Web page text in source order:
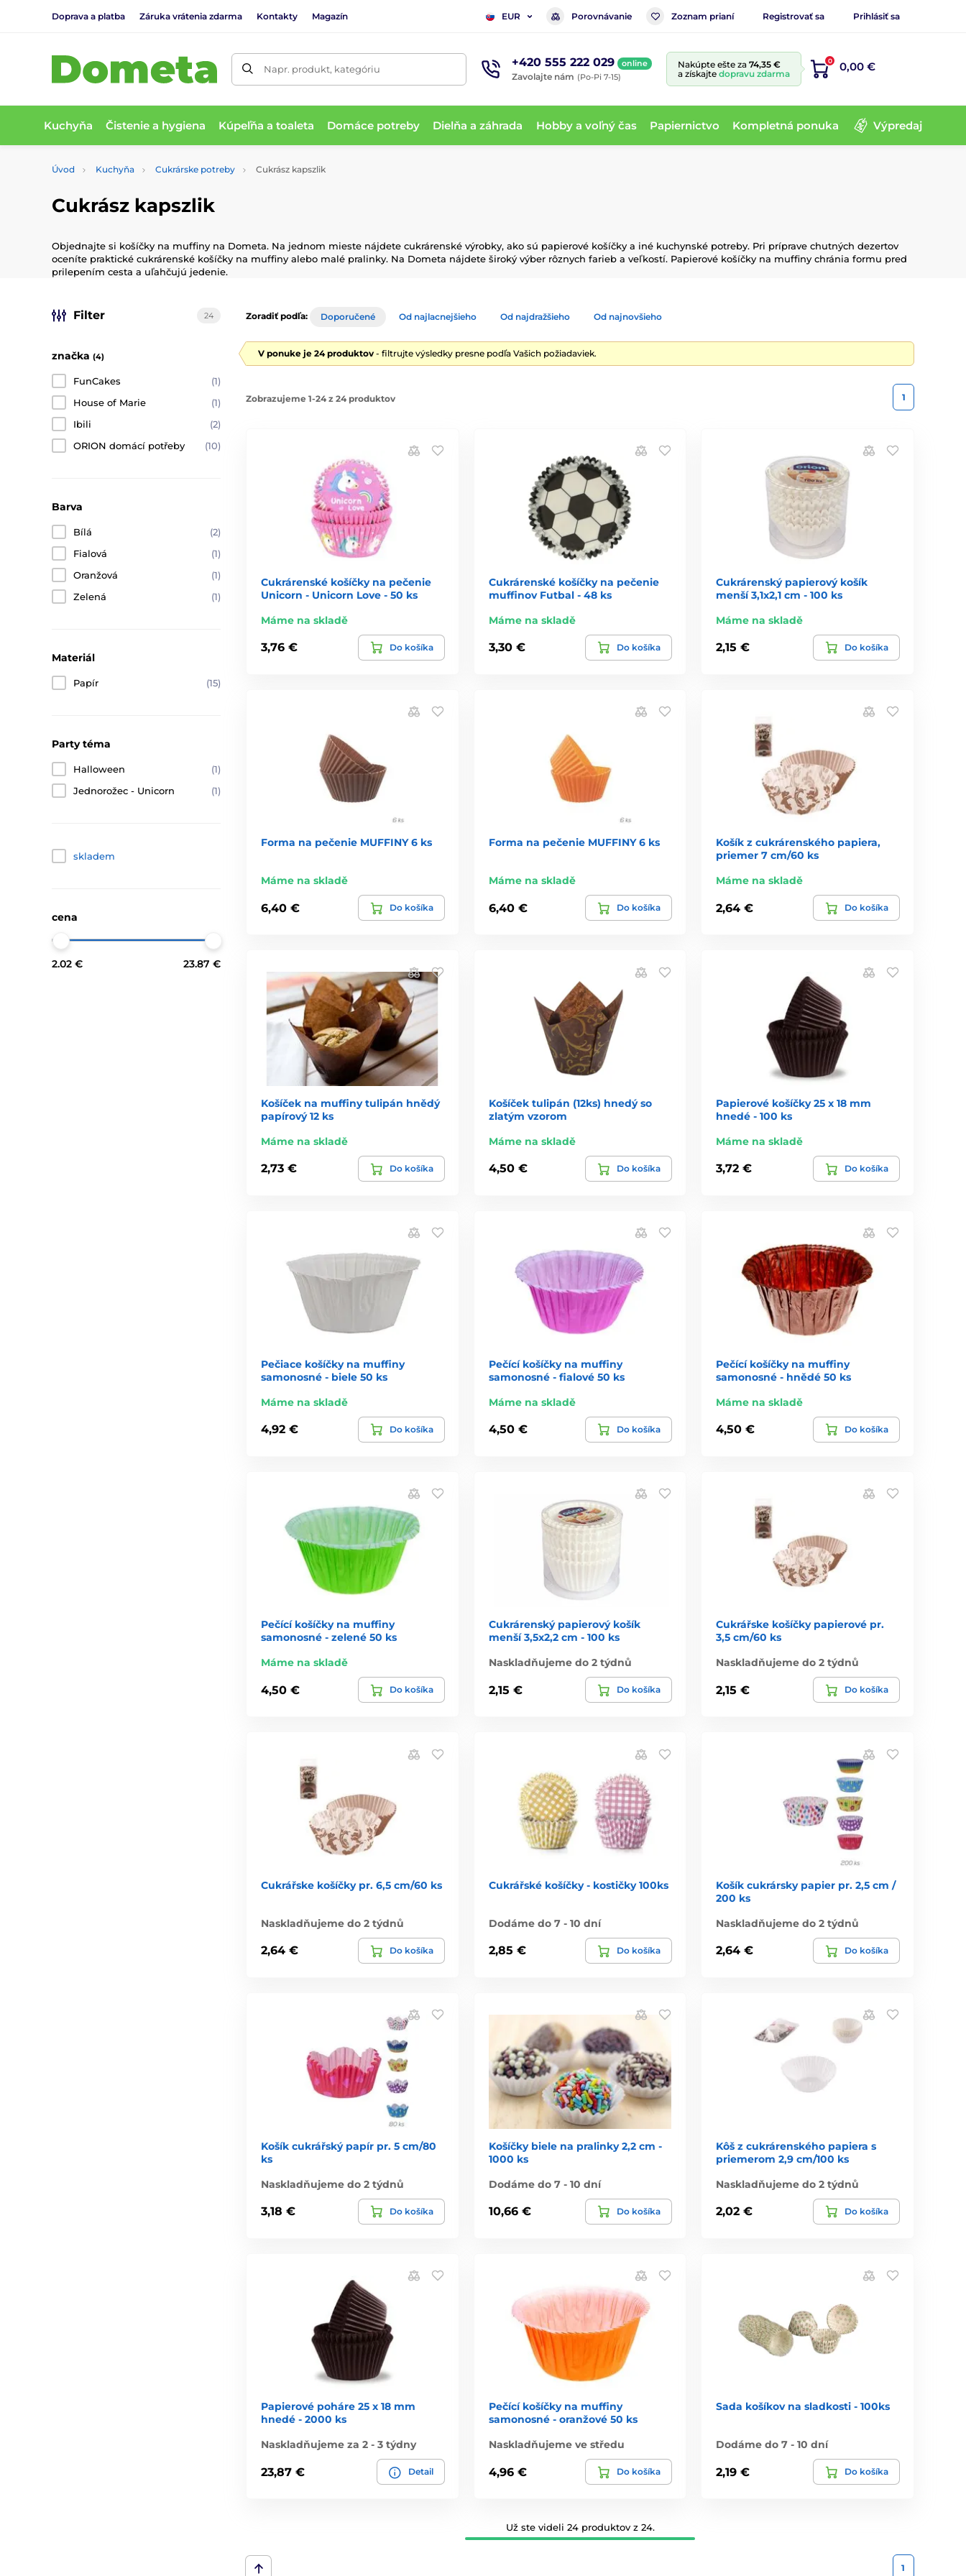
Doprava a platba Záruka vrátenia zdarma Kontakty Magazín EUR Porovnávanie Zoznam prianí Registrovať sa Prihlásiť sa
Napr. produkt, kategóriu +420 555 222 029 online
Zavolajte nám (Po-Pi 7-15)
Nakúpte ešte za 74,35 €
a získajte dopravu zdarma
0 0,00 €
Kuchyňa Čistenie a hygiena Kúpeľňa a toaleta Domáce potreby Dielňa a záhrada Hobby a voľný čas Papiernictvo Kompletná ponuka Výpredaj
Úvod Kuchyňa Cukrárske potreby Cukrász kapszlik
Cukrász kapszlik
Objednajte si košíčky na muffiny na Dometa. Na jednom mieste nájdete cukrárenské výrobky, ako sú papierové košíčky a iné kuchynské potreby. Pri príprave chutných dezertov
oceníte praktické cukrárenské košíčky na muffiny alebo malé pralinky. Na Dometa nájdete široký výber rôznych farieb a veľkostí. Papierové košíčky na muffiny chránia formu pred
prilepením cesta a uľahčujú jedenie.
Filter 24
značka (4)
FunCakes
(1)
House of Marie
(1)
Ibili
(2)
ORION domácí potřeby
(10)
Barva
Bílá
(2)
Fialová
(1)
Oranžová
(1)
Zelená
(1)
Materiál
Papír (15)
Party téma
Halloween
(1)
Jednorožec - Unicorn
(1)
skladem
cena
2.02 € 23.87 €
Zoradiť podľa: Doporučené Od najlacnejšieho Od najdražšieho Od najnovšieho
V ponuke je 24 produktov - filtrujte výsledky presne podľa Vašich požiadaviek.
Zobrazujeme 1-24 z 24 produktov 1
Cukrárenské košíčky na pečenie
Unicorn - Unicorn Love - 50 ks
Máme na skladě
3,76 € Do košíka
Cukrárenské košíčky na pečenie
muffinov Futbal - 48 ks
Máme na skladě
3,30 € Do košíka
Cukrárenský papierový košík
menší 3,1x2,1 cm - 100 ks
Máme na skladě
2,15 € Do košíka
Forma na pečenie MUFFINY 6 ks
Máme na skladě
6,40 € Do košíka
Forma na pečenie MUFFINY 6 ks
Máme na skladě
6,40 € Do košíka
Košík z cukrárenského papiera,
priemer 7 cm/60 ks
Máme na skladě
2,64 € Do košíka
Košíček na muffiny tulipán hnědý
papírový 12 ks
Máme na skladě
2,73 € Do košíka
Košíček tulipán (12ks) hnedý so
zlatým vzorom
Máme na skladě
4,50 € Do košíka
Papierové košíčky 25 x 18 mm
hnedé - 100 ks
Máme na skladě
3,72 € Do košíka
Pečiace košíčky na muffiny
samonosné - biele 50 ks
Máme na skladě
4,92 € Do košíka
Pečící košíčky na muffiny
samonosné - fialové 50 ks
Máme na skladě
4,50 € Do košíka
Pečící košíčky na muffiny
samonosné - hnědé 50 ks
Máme na skladě
4,50 € Do košíka
Pečící košíčky na muffiny
samonosné - zelené 50 ks
Máme na skladě
4,50 € Do košíka
Cukrárenský papierový košík
menší 3,5x2,2 cm - 100 ks
Naskladňujeme do 2 týdnů
2,15 € Do košíka
Cukrářske košíčky papierové pr.
3,5 cm/60 ks
Naskladňujeme do 2 týdnů
2,15 € Do košíka
Cukrářske košíčky pr. 6,5 cm/60 ks
Naskladňujeme do 2 týdnů
2,64 € Do košíka
Cukrářské košíčky - kostičky 100ks
Dodáme do 7 - 10 dní
2,85 € Do košíka
Košík cukrársky papier pr. 2,5 cm /
200 ks
Naskladňujeme do 2 týdnů
2,64 € Do košíka
Košík cukrářský papír pr. 5 cm/80
ks
Naskladňujeme do 2 týdnů
3,18 € Do košíka
Košíčky biele na pralinky 2,2 cm -
1000 ks
Dodáme do 7 - 10 dní
10,66 € Do košíka
Kôš z cukrárenského papiera s
priemerom 2,9 cm/100 ks
Naskladňujeme do 2 týdnů
2,02 € Do košíka
Papierové poháre 25 x 18 mm
hnedé - 2000 ks
Naskladňujeme za 2 - 3 týdny
23,87 € Detail
Pečící košíčky na muffiny
samonosné - oranžové 50 ks
Naskladňujeme ve středu
4,96 € Do košíka
Sada košíkov na sladkosti - 100ks
Dodáme do 7 - 10 dní
2,19 € Do košíka
Už ste videli 24 produktov z 24.
1